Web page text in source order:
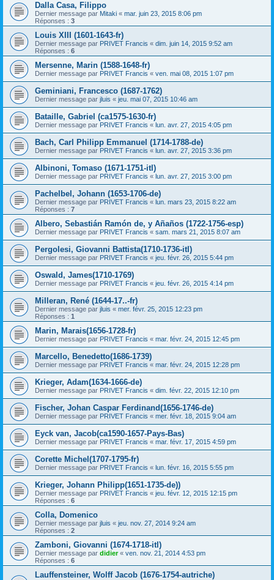
Dalla Casa, Filippo
Dernier message par Mitaki « mar. juin 23, 2015 8:06 pm
Réponses : 3
Louis XIII (1601-1643-fr)
Dernier message par PRIVET Francis « dim. juin 14, 2015 9:52 am
Réponses : 6
Mersenne, Marin (1588-1648-fr)
Dernier message par PRIVET Francis « ven. mai 08, 2015 1:07 pm
Geminiani, Francesco (1687-1762)
Dernier message par jluis « jeu. mai 07, 2015 10:46 am
Bataille, Gabriel (ca1575-1630-fr)
Dernier message par PRIVET Francis « lun. avr. 27, 2015 4:05 pm
Bach, Carl Philipp Emmanuel (1714-1788-de)
Dernier message par PRIVET Francis « lun. avr. 27, 2015 3:36 pm
Albinoni, Tomaso (1671-1751-itl)
Dernier message par PRIVET Francis « lun. avr. 27, 2015 3:00 pm
Pachelbel, Johann (1653-1706-de)
Dernier message par PRIVET Francis « lun. mars 23, 2015 8:22 am
Réponses : 7
Albero, Sebastián Ramón de, y Añaños (1722-1756-esp)
Dernier message par PRIVET Francis « sam. mars 21, 2015 8:07 am
Pergolesi, Giovanni Battista(1710-1736-itl)
Dernier message par PRIVET Francis « jeu. févr. 26, 2015 5:44 pm
Oswald, James(1710-1769)
Dernier message par PRIVET Francis « jeu. févr. 26, 2015 4:14 pm
Milleran, René (1644-17..-fr)
Dernier message par jluis « mer. févr. 25, 2015 12:23 pm
Réponses : 1
Marin, Marais(1656-1728-fr)
Dernier message par PRIVET Francis « mar. févr. 24, 2015 12:45 pm
Marcello, Benedetto(1686-1739)
Dernier message par PRIVET Francis « mar. févr. 24, 2015 12:28 pm
Krieger, Adam(1634-1666-de)
Dernier message par PRIVET Francis « dim. févr. 22, 2015 12:10 pm
Fischer, Johan Caspar Ferdinand(1656-1746-de)
Dernier message par PRIVET Francis « mer. févr. 18, 2015 9:04 am
Eyck van, Jacob(ca1590-1657-Pays-Bas)
Dernier message par PRIVET Francis « mar. févr. 17, 2015 4:59 pm
Corette Michel(1707-1795-fr)
Dernier message par PRIVET Francis « lun. févr. 16, 2015 5:55 pm
Krieger, Johann Philipp(1651-1735-de))
Dernier message par PRIVET Francis « jeu. févr. 12, 2015 12:15 pm
Réponses : 6
Colla, Domenico
Dernier message par jluis « jeu. nov. 27, 2014 9:24 am
Réponses : 2
Zamboni, Giovanni (1674-1718-itl)
Dernier message par didier« ven. nov. 21, 2014 4:53 pm
Réponses : 6
Lauffensteiner, Wolff Jacob (1676-1754-autriche)